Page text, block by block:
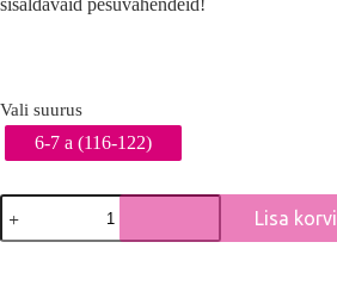
sisaldavaid pesuvahendeid!
Vali suurus
6-7 a (116-122)
Remu
Travalle
halli
Lisa korvi